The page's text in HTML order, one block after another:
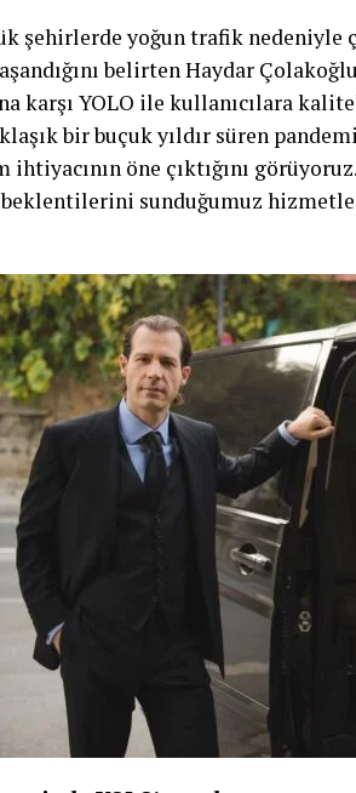
şehirlerde yoğun trafik nedeniyle
belirten Haydar
karşı YOLO ile kullanıcılara
bir buçuk yıldır süren
ihtiyacının öne çıktığını
sunduğumuz